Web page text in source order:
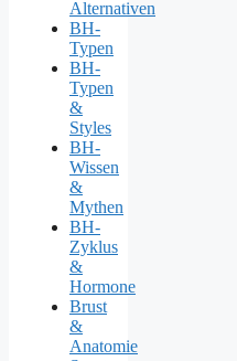
Alternativen
BH-
Typen
BH-
Typen
&
Styles
BH-
Wissen
&
Mythen
BH-
Zyklus
&
Hormone
Brust
&
Anatomie